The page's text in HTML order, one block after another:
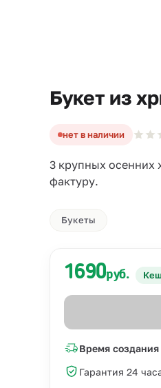
Букет из
нет в наличии
3 крупных осенних
фактуру.
Букеты
1690руб.
Время создания
Гарантия 24